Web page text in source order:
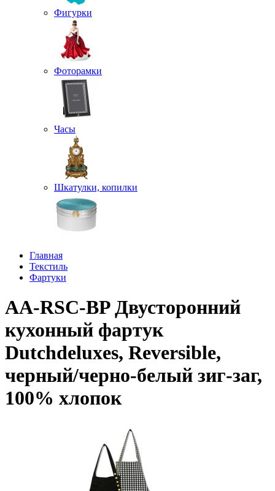
Фигурки
Фоторамки
Часы
Шкатулки, копилки
Главная
Текстиль
Фартуки
AA-RSC-BP Двусторонний
кухонный фартук
Dutchdeluxes, Reversible,
черный/черно-белый зиг-заг,
100% хлопок